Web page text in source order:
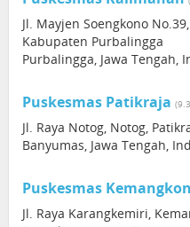
Jl. Mayjen Soengkono
Kabupaten Purbalingga
Purbalingga, Jawa Tengah,
Puskesmas Patikraja
Jl. Raya Notog, Notog,
Banyumas, Jawa Tengah,
Puskesmas Kemangkon
Jl. Raya Karangkemiri,